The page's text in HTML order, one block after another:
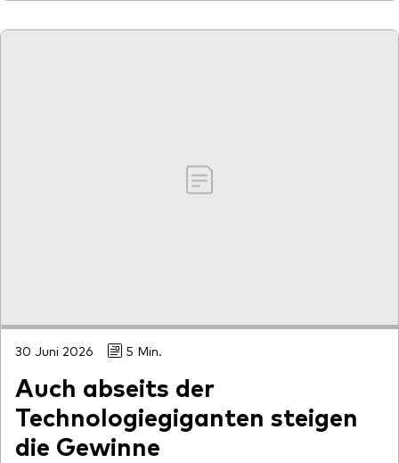
30 Juni 2026 5 Min.
Auch abseits der
Technologiegiganten steigen
die Gewinne